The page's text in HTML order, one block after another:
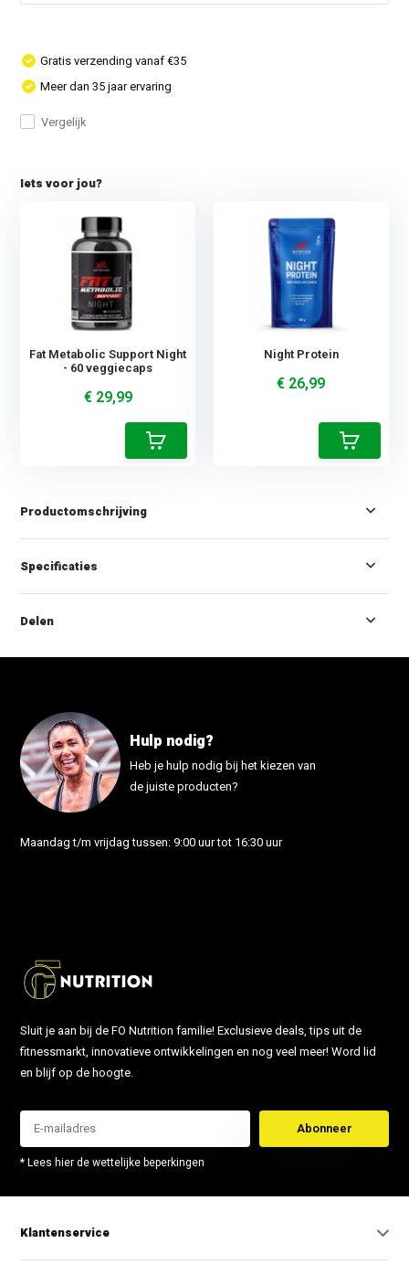
Gratis verzending vanaf €35
Meer dan 35 jaar ervaring
Vergelijk
Productomschrijving
Iets voor jou?
Fat Metabolic Support Night
- 60 veggiecaps
€ 29,99
Night Protein
€ 26,99
Specificaties
Delen
Hulp nodig?
Heb je hulp nodig bij het kiezen van
de juiste producten?
Maandag t/m vrijdag tussen: 9:00 uur tot 16:30 uur
Sluit je aan bij de FO Nutrition familie! Exclusieve deals, tips uit de
fitnessmarkt, innovatieve ontwikkelingen en nog veel meer! Word lid
en blijf op de hoogte.
Abonneer
* Lees hier de wettelijke beperkingen
Klantenservice